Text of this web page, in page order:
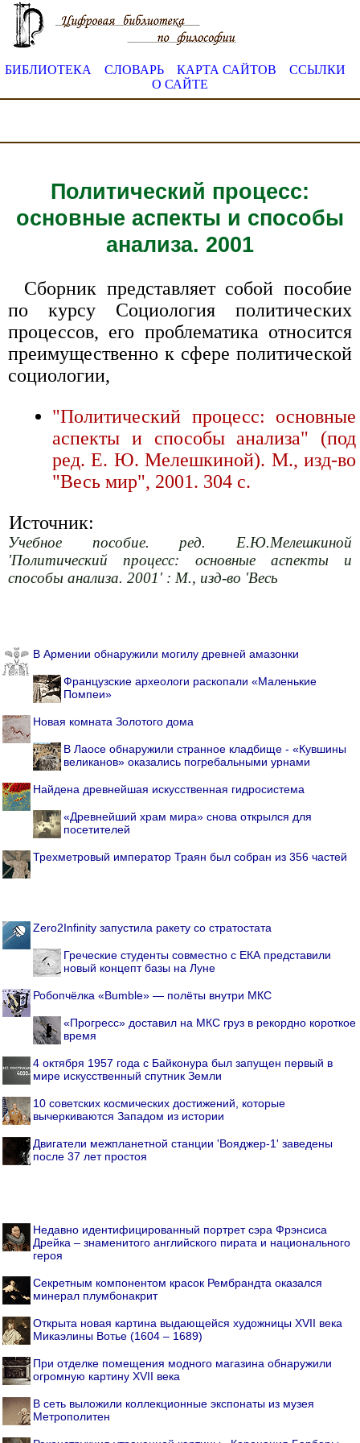
БИБЛИОТЕКА СЛОВАРЬ КАРТА САЙТОВ
ССЫЛКИ
О САЙТЕ
Политический процесс:
основные аспекты и способы
анализа. 2001
Сборник представляет собой пособие
по курсу Социология политических
процессов, его проблематика относится
преимущественно к сфере политической
социологии,
"Политический процесс: основные
аспекты и способы анализа" (под
ред. Е. Ю. Мелешкиной). М., изд-во
"Весь мир", 2001. 304 с.
Источник:
Учебное пособие. ред. Е.Ю.Мелешкиной
'Политический процесс: основные аспекты и
способы анализа. 2001' : М., изд-во 'Весь
В Армении обнаружили могилу древней амазонки
Французские археологи раскопали «Маленькие
Помпеи»
Новая комната Золотого дома
В Лаосе обнаружили странное кладбище - «Кувшины
великанов» оказались погребальными урнами
Найдена древнейшая искусственная гидросистема
«Древнейший храм мира» снова открылся для
посетителей
Трехметровый император Траян был собран из 356 частей
Zero2Infinity запустила ракету со стратостата
Греческие студенты совместно с ЕКА представили
новый концепт базы на Луне
Робопчёлка «Bumble» — полёты внутри МКС
«Прогресс» доставил на МКС груз в рекордно короткое
время
4 октября 1957 года с Байконура был запущен первый в
мире искусственный спутник Земли
10 советских космических достижений, которые
вычеркиваются Западом из истории
Двигатели межпланетной станции 'Вояджер-1' заведены
после 37 лет простоя
Недавно идентифицированный портрет сэра Фрэнсиса
Дрейка – знаменитого английского пирата и национального
героя
Секретным компонентом красок Рембрандта оказался
минерал плумбонакрит
Открыта новая картина выдающейся художницы XVII века
Микаэлины Вотье (1604 – 1689)
При отделке помещения модного магазина обнаружили
огромную картину XVII века
В сеть выложили коллекционные экспонаты из музея
Метрополитен